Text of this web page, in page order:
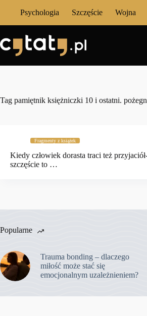
Psychologia Szczęście Wojna
Tag pamiętnik księżniczki 10 i ostatni.
Fragmenty z książek
Kiedy człowiek dorasta traci też
szczęście to …
Popularne
Trauma bonding – dlaczego
miłość może stać się
emocjonalnym uzależnieniem?